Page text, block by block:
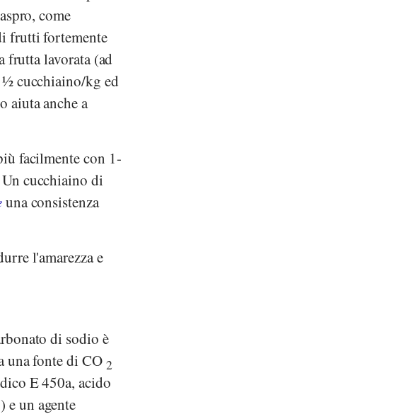
come
frutti fortemente
frutta lavorata (ad
½ cucchiaino/kg ed
aiuta anche a
facilmente con 1-
cucchiaino di
una consistenza
l'amarezza e
di sodio è
una fonte di CO 2
E 450a, acido
un agente